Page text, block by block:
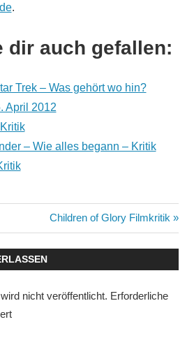
.
dir auch gefallen:
Trek – Was gehört wo hin?
April 2012
– Wie alles begann – Kritik
Nächster
Beitrag:
Children of Glory Filmkritik
nicht veröffentlicht. Erforderliche